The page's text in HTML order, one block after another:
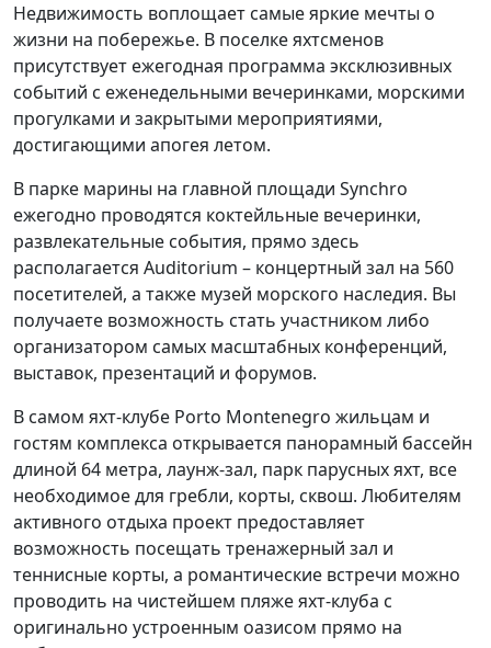
Недвижимость воплощает самые яркие мечты о
жизни на побережье. В поселке яхтсменов
присутствует ежегодная программа эксклюзивных
событий с еженедельными вечеринками, морскими
прогулками и закрытыми мероприятиями,
достигающими апогея летом.
В парке марины на главной площади Synchro
ежегодно проводятся коктейльные вечеринки,
развлекательные события, прямо здесь
располагается Auditorium – концертный зал на 560
посетителей, а также музей морского наследия. Вы
получаете возможность стать участником либо
организатором самых масштабных конференций,
выставок, презентаций и форумов.
В самом яхт-клубе Porto Montenegro жильцам и
гостям комплекса открывается панорамный бассейн
длиной 64 метра, лаунж-зал, парк парусных яхт, все
необходимое для гребли, корты, сквош. Любителям
активного отдыха проект предоставляет
возможность посещать тренажерный зал и
теннисные корты, а романтические встречи можно
проводить на чистейшем пляже яхт-клуба с
оригинально устроенным оазисом прямо на